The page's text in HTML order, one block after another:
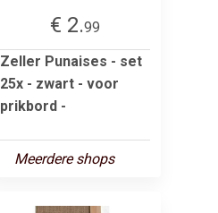
€ 2.99
Zeller Punaises - set
25x - zwart - voor
prikbord -
Meerdere shops